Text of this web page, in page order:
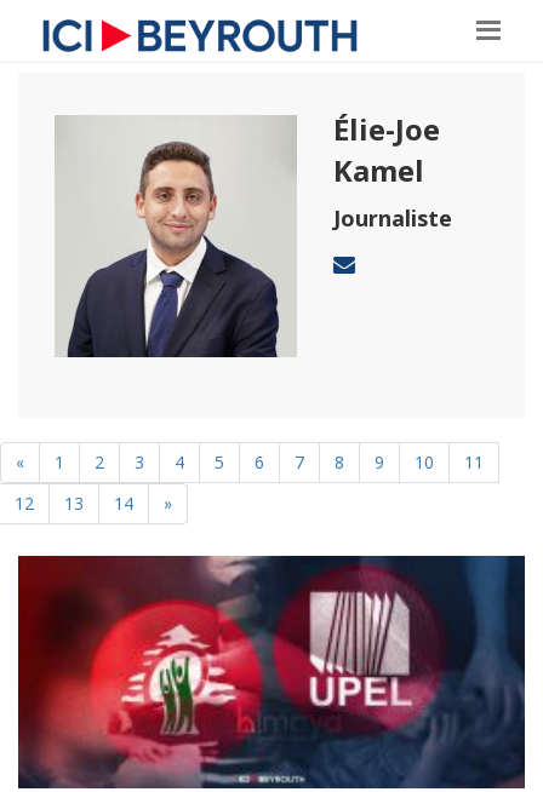
Élie-Joe
Kamel
Journaliste
« 1 2 3 4 5 6 7 8 9 10
11
12
13 14 »